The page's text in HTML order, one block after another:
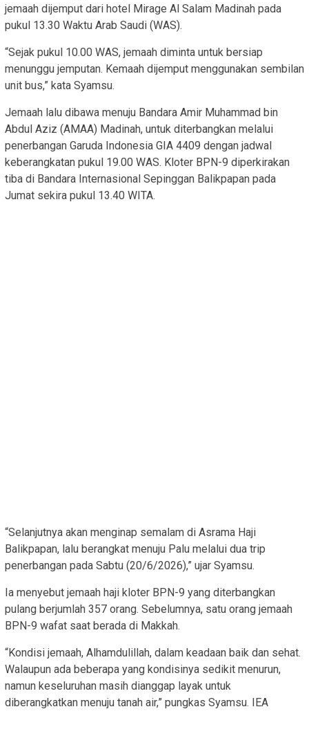
jemaah dijemput dari hotel Mirage Al Salam Madinah pada
pukul 13.30 Waktu Arab Saudi (WAS).
“Sejak pukul 10.00 WAS, jemaah diminta untuk bersiap
menunggu jemputan. Kemaah dijemput menggunakan sembilan
unit bus,” kata Syamsu.
Jemaah lalu dibawa menuju Bandara Amir Muhammad bin
Abdul Aziz (AMAA) Madinah, untuk diterbangkan melalui
penerbangan Garuda Indonesia GIA 4409 dengan jadwal
keberangkatan pukul 19.00 WAS. Kloter BPN-9 diperkirakan
tiba di Bandara Internasional Sepinggan Balikpapan pada
Jumat sekira pukul 13.40 WITA.
“Selanjutnya akan menginap semalam di Asrama Haji
Balikpapan, lalu berangkat menuju Palu melalui dua trip
penerbangan pada Sabtu (20/6/2026),” ujar Syamsu.
Ia menyebut jemaah haji kloter BPN-9 yang diterbangkan
pulang berjumlah 357 orang. Sebelumnya, satu orang jemaah
BPN-9 wafat saat berada di Makkah.
“Kondisi jemaah, Alhamdulillah, dalam keadaan baik dan sehat.
Walaupun ada beberapa yang kondisinya sedikit menurun,
namun keseluruhan masih dianggap layak untuk
diberangkatkan menuju tanah air,” pungkas Syamsu. IEA